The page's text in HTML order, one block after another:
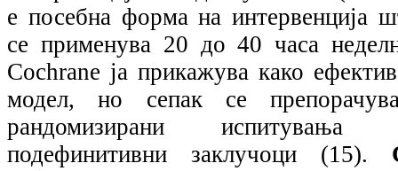
е посебна форма на интервенција
се применува 20 до 40 часа
Cochrane ја прикажува како
модел, но сепак се
рандомизирани испитувања
подефинитивни заклучоци (15).